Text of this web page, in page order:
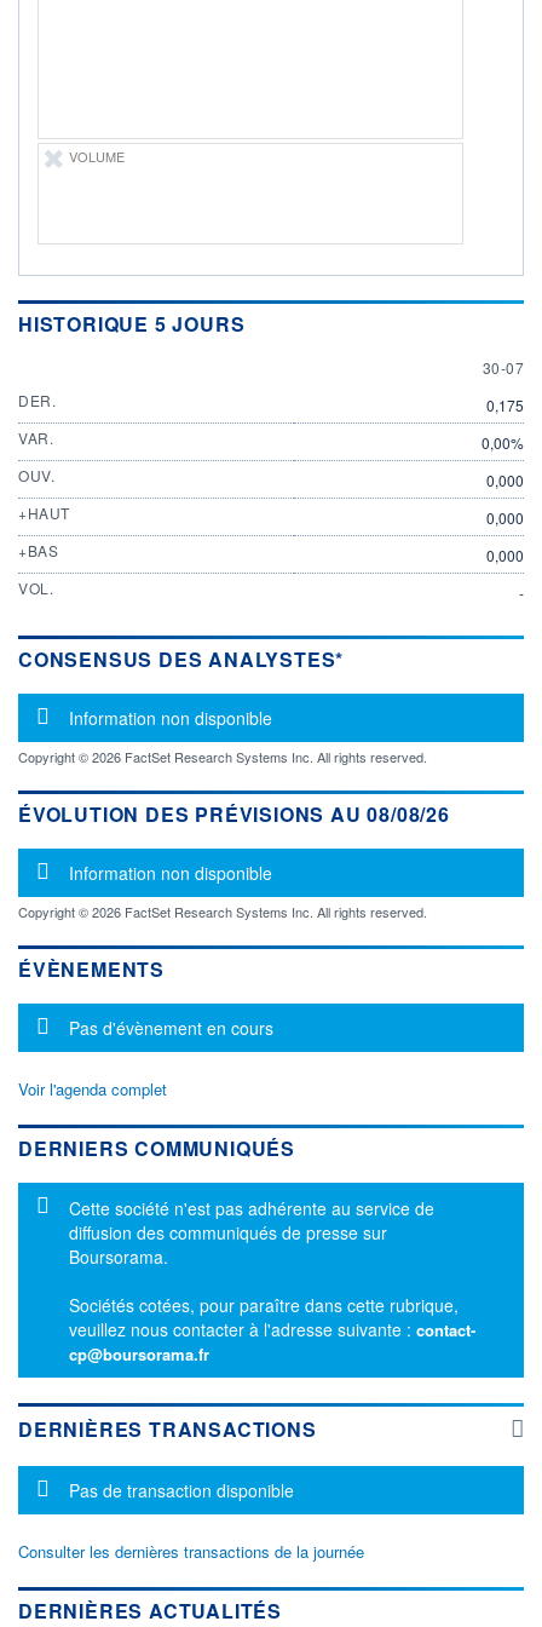
VOLUME
HISTORIQUE 5 JOURS
30 JULY
30-07
DER.
0,175
VAR.
0,00%
OUV.
0,000
+HAUT
0,000
+BAS
0,000
VOL.
-
CONSENSUS DES ANALYSTES*
Message d'information
Information non disponible
Copyright © 2026 FactSet Research Systems Inc. All rights reserved.
ÉVOLUTION DES PRÉVISIONS AU 08/08/26
Message d'information
Information non disponible
Copyright © 2026 FactSet Research Systems Inc. All rights reserved.
ÉVÈNEMENTS
Message d'information
Pas d'évènement en cours
Voir l'agenda complet
DERNIERS COMMUNIQUÉS
Message d'information
Cette société n'est pas adhérente au service de
diffusion des communiqués de presse sur
Boursorama.
Sociétés cotées, pour paraître dans cette rubrique,
veuillez nous contacter à l'adresse suivante : contact-
cp@boursorama.fr
DERNIÈRES TRANSACTIONS
Message d'information
Pas de transaction disponible
Consulter les dernières transactions de la journée
DERNIÈRES ACTUALITÉS